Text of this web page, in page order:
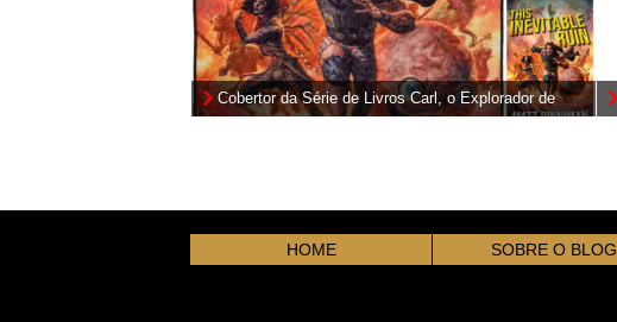
Cobertor da Série de Livros Carl, o Explorador de
Masmorras de Matt Dinniman
HOME SOBRE O BLOG